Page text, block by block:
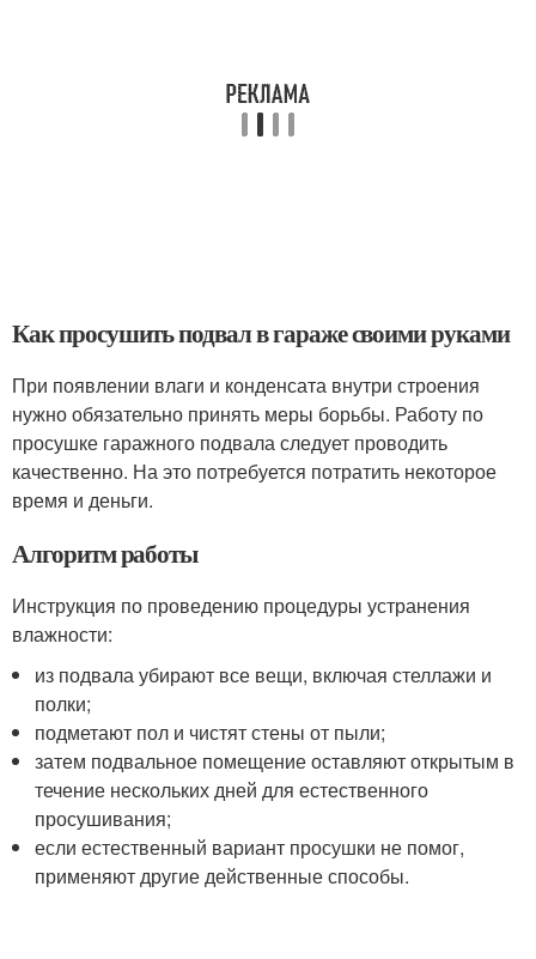
Как просушить подвал в гараже своими руками
При появлении влаги и конденсата внутри строения
нужно обязательно принять меры борьбы. Работу по
просушке гаражного подвала следует проводить
качественно. На это потребуется потратить некоторое
время и деньги.
Алгоритм работы
Инструкция по проведению процедуры устранения
влажности:
из подвала убирают все вещи, включая стеллажи и
полки;
подметают пол и чистят стены от пыли;
затем подвальное помещение оставляют открытым в
течение нескольких дней для естественного
просушивания;
если естественный вариант просушки не помог,
применяют другие действенные способы.